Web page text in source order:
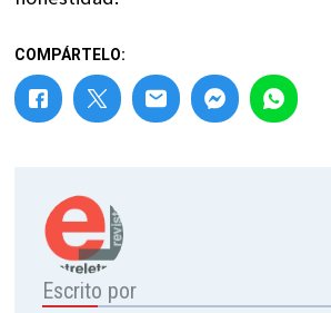
COMPÁRTELO:
Escrito por